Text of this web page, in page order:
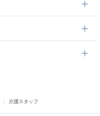
/ 介護スタッフ